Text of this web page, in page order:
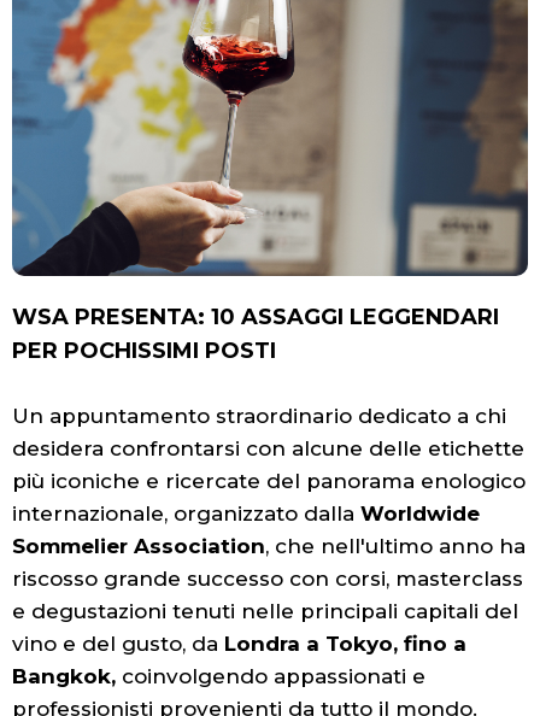
WSA PRESENTA: 10 ASSAGGI LEGGENDARI
PER POCHISSIMI POSTI
Un appuntamento straordinario dedicato a chi
desidera confrontarsi con alcune delle etichette
più iconiche e ricercate del panorama enologico
internazionale, organizzato dalla Worldwide
Sommelier Association, che nell'ultimo anno ha
riscosso grande successo con corsi, masterclass
e degustazioni tenuti nelle principali capitali del
vino e del gusto, da Londra a Tokyo, fino a
Bangkok, coinvolgendo appassionati e
professionisti provenienti da tutto il mondo.